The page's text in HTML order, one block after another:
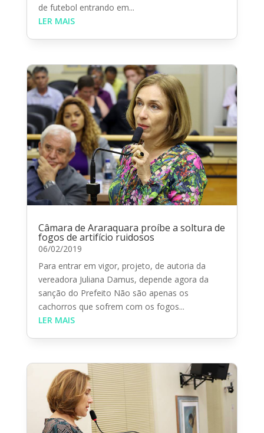
de futebol entrando em...
LER MAIS
Câmara de Araraquara proíbe a soltura de
fogos de artifício ruidosos
06/02/2019
Para entrar em vigor, projeto, de autoria da
vereadora Juliana Damus, depende agora da
sanção do Prefeito Não são apenas os
cachorros que sofrem com os fogos...
LER MAIS